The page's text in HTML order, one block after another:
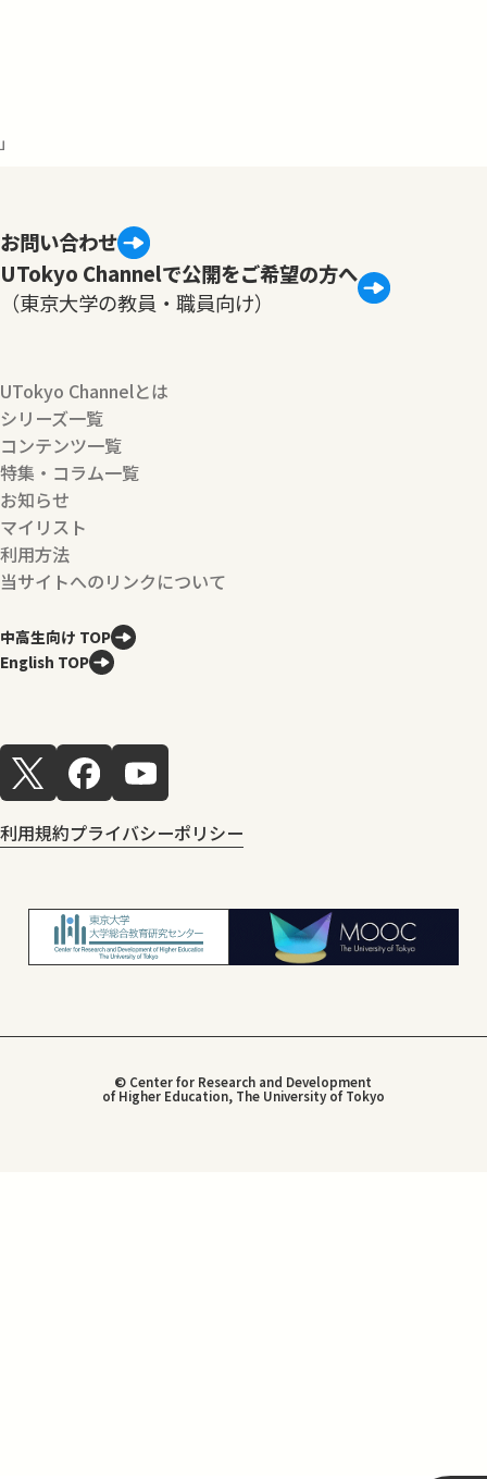
お問い合わせ
UTokyo Channelで公開をご希望の方へ
（東京大学の教員・職員向け）
UTokyo Channelとは
シリーズ一覧
コンテンツ一覧
特集・コラム一覧
お知らせ
マイリスト
利用方法
当サイトへのリンクについて
中高生向け TOP
English TOP
利用規約プライバシーポリシー
© Center for Research and Development
of Higher Education, The University of Tokyo